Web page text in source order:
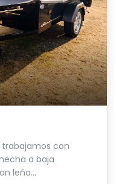
trabajamos con
a baja
leña...